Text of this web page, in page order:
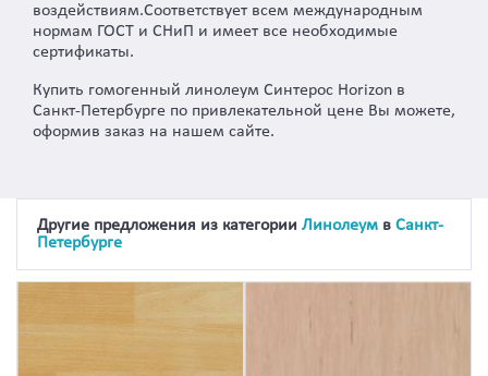
воздействиям.Соответствует всем международным
нормам ГОСТ и СНиП и имеет все необходимые
сертификаты.
Купить гомогенный линолеум Синтерос Horizon в
Санкт-Петербурге по привлекательной цене Вы можете,
оформив заказ на нашем сайте.
Другие предложения из категории Линолеум в Санкт-
Петербурге